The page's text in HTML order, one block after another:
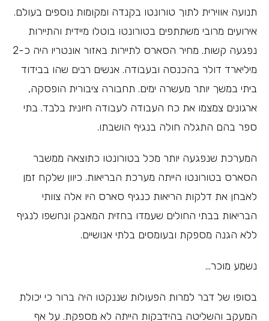
תנועה אווירית לתוך טורונטו בקנדה ומקומות נוספים בעולם.
אירועים מרובי משתתפים בטורונטו בוטלו מיידית והתיירות
נפגעה קשות. מחיר הסארס לתיירות באזור אונטריו היה כ-2
מיליארד דולר בהכנסה ובעבודה. אנשים רבים שהו בבידוד
ביתי במשך יותר מעשרה ימים. תחבורה ציבורית הופסקה,
ארגונים צמצמו את כח העבודה לעבודה חיונית בלבד. בתי
ספר בהם התגלה חולה בנגיף הושבתו.
המערכת שנפגעה יותר מכל בטורונטו כתוצאה ממשבר
הסארס בטורונטו הייתה מערכת הבריאות. כיוון שלקח זמן
לאבחן את דלקות הריאות כנגיף סארס היו אלה צוותי
הבריאות בבתי החולים שעמדו בחזית המאבק ונחשפו לנגיף
ללא הגנה מספקת ובעומסים בלתי אנושיים.
נשמע מוכר…
בסופו של דבר למרות הפעולות שננקטו היה ברור כי יכולת
המעקב והשליטה בהידבקות הייתה לא מספקת. על אף